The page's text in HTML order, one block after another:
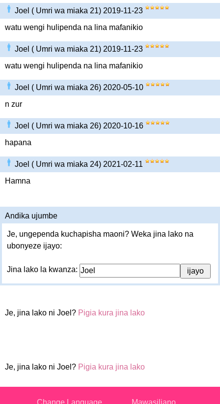
Joel ( Umri wa miaka 21) 2019-11-23
watu wengi hulipenda na lina mafanikio
Joel ( Umri wa miaka 21) 2019-11-23
watu wengi hulipenda na lina mafanikio
Joel ( Umri wa miaka 26) 2020-05-10
n zur
Joel ( Umri wa miaka 26) 2020-10-16
hapana
Joel ( Umri wa miaka 24) 2021-02-11
Hamna
Andika ujumbe
Je, ungependa kuchapisha maoni? Weka jina lako na
ubonyeze ijayo:
Jina lako la kwanza:
Je, jina lako ni Joel? Pigia kura jina lako
Je, jina lako ni Joel? Pigia kura jina lako
Change Language Mawasiliano